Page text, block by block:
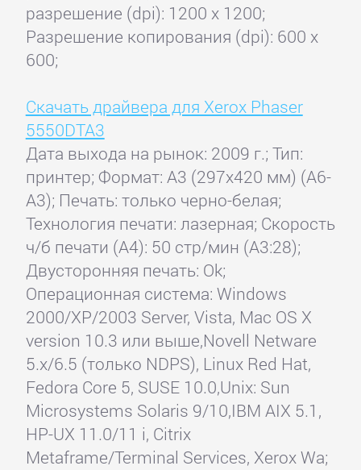
разрешение (dpi): 1200 x 1200;
Разрешение копирования (dpi): 600 x
600;
Скачать драйвера для Xerox Phaser
5550DTA3
Дата выхода на рынок: 2009 г.; Тип:
принтер; Формат: A3 (297x420 мм) (А6-
А3); Печать: только черно-белая;
Технология печати: лазерная; Скорость
ч/б печати (А4): 50 стр/мин (А3:28);
Двусторонняя печать: Ok;
Операционная система: Windows
2000/XP/2003 Server, Vista, Mac OS X
version 10.3 или выше,Novell Netware
5.x/6.5 (только NDPS), Linux Red Hat,
Fedora Core 5, SUSE 10.0,Unix: Sun
Microsystems Solaris 9/10,IBM AIX 5.1,
HP-UX 11.0/11 i, Citrix
Metaframe/Terminal Services, Xerox Wa;